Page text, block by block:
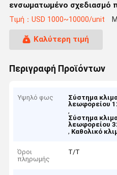
ενσωματωμένο σχεδιασμό
οροφή και προστασία IP67
Τιμή：USD 1000~10000/unit
Καλύτερη τιμή
Περιγραφή Προϊόντων
Υψηλό φως
Σύστημα
λεωφορείου
,
Σύστημα
λεωφορείου
, Καθολικό
Όροι
πληρωμής
Τ/Τ